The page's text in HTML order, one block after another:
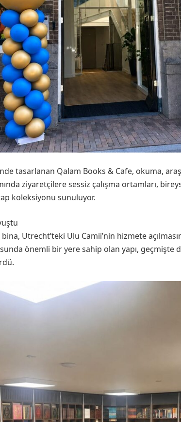
tasarlanan Qalam Books & Cafe, okuma,
ziyaretçilere sessiz çalışma ortamları,
koleksiyonu sunuluyor.
Utrecht’teki Ulu Camii’nin hizmete
önemli bir yere sahip olan yapı, geçmişte